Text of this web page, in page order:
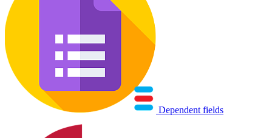
Dependent fields